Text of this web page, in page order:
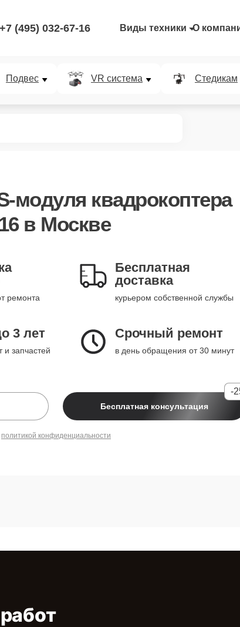
+7 (495) 032-67-16 Виды техники О
Подвес VR система Стедикам
модуля квадрокоптера
в Москве
ремонта
Бесплатная
доставка
курьером собственной службы
3 лет
и запчастей
Срочный ремонт
в день обращения от 30 минут
Бесплатная консультация
-
политикой конфиденциальности